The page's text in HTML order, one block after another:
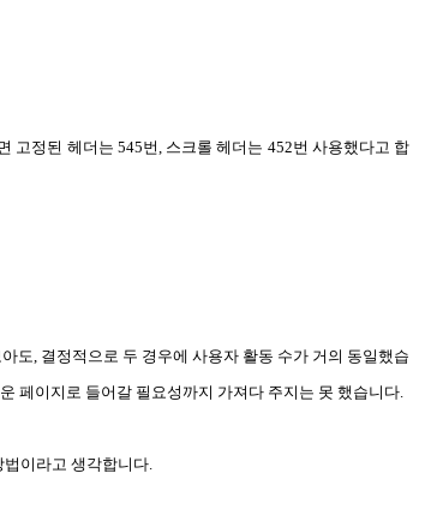
고정된 헤더는 545번, 스크롤 헤더는 452번 사용했다고 합
도, 결정적으로 두 경우에 사용자 활동 수가 거의 동일했습
페이지로 들어갈 필요성까지 가져다 주지는 못 했습니다.
이라고 생각합니다.